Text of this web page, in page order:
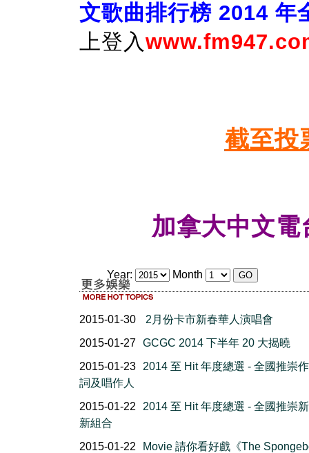
文歌曲排行榜 2014 年
上登入
截至投
加拿大中文
Year: Month
2015-01-30
2月份卡市新春華人演唱會
2015-01-27 GCGC 2014 下半年 20 大揭曉
2015-01-23
2014 至 Hit 年度總選 - 全國推崇
詞及唱作人
2015-01-22
2014 至 Hit 年度總選 - 全國推崇
新組合
2015-01-22
Movie 請你看好戲《The